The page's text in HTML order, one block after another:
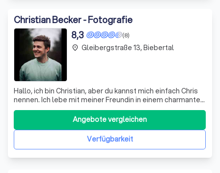
besonderen Abenteuer begleitet hast.
Christian Becker - Fotografie
(8)
8,3
Hallo, ich bin Christian, aber du kannst mich einfach Chris
nennen. Ich lebe mit meiner Freundin in einem charmanten
kleinen Haus in der Nähe von Gießen. Als professioneller
Hochzeitsfotograf verstehe ich, wie viel Zeit und Mühe ihr
in eure Hochzeitsplanung steckt und wie sehr ihr euch
darauf freut,
Verfügbarkeit
Angebote vergleichen
place Gleibergstraße 13, Biebertal